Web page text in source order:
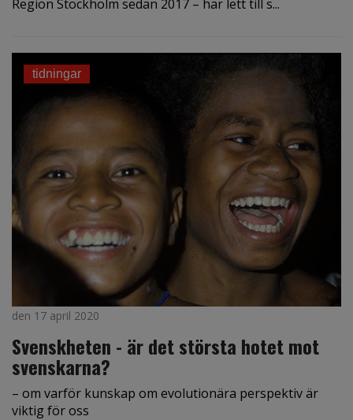
Region Stockholm sedan 2017 – har lett till s...
tidningar
den 17 april 2020
Svenskheten - är det största hotet mot
svenskarna?
– om varför kunskap om evolutionära perspektiv är
viktig för oss